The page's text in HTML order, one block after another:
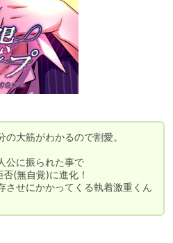
大筋がわかるので割愛。
公に振られた事で
(無自覚)に進化！
させにかかってくる執着激重くん